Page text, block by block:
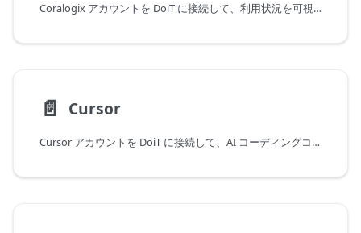
Coralogix アカウントを DoiT に接続して、利用状況を可視化します
📄️ Cursor
Cursor アカウントを DoiT に接続して、AI コーディングコストの可視性を高めます